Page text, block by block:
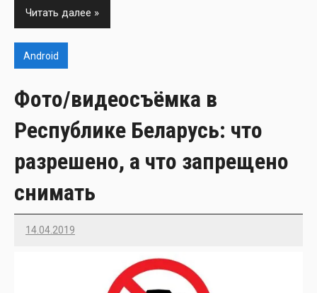
Читать далее
Android
Фото/видеосъёмка в
Республике Беларусь: что
разрешено, а что запрещено
снимать
14.04.2019
Imatvey